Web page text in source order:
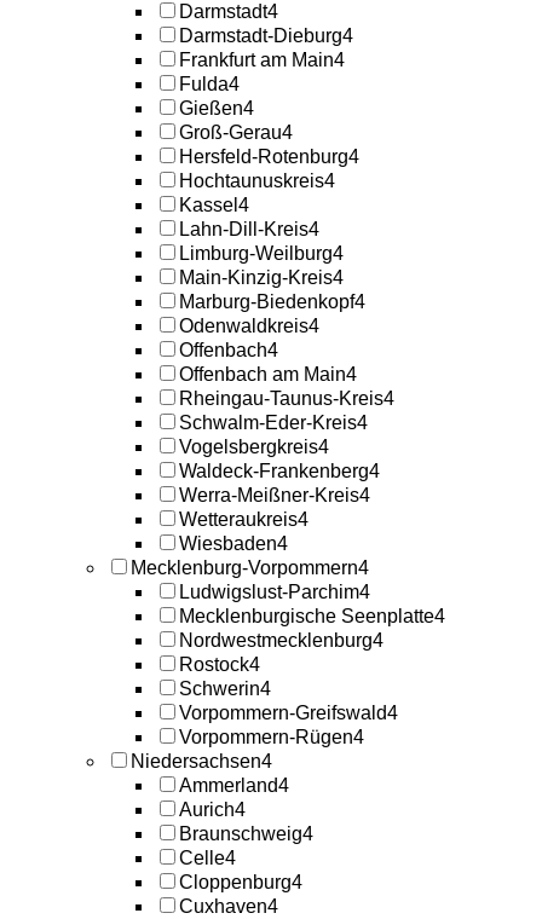
Darmstadt4
Darmstadt-Dieburg4
Frankfurt am Main4
Fulda4
Gießen4
Groß-Gerau4
Hersfeld-Rotenburg4
Hochtaunuskreis4
Kassel 4
Lahn-Dill-Kreis4
Limburg-Weilburg4
Main-Kinzig-Kreis4
Marburg-Biedenkopf4
Odenwaldkreis4
Offenbach4
Offenbach am Main4
Rheingau-Taunus-Kreis4
Schwalm-Eder-Kreis4
Vogelsbergkreis4
Waldeck-Frankenberg4
Werra-Meißner-Kreis4
Wetteraukreis4
Wiesbaden4
Mecklenburg-Vorpommern4
Ludwigslust-Parchim4
Mecklenburgische Seenplatte4
Nordwestmecklenburg4
Rostock4
Schwerin4
Vorpommern-Greifswald4
Vorpommern-Rügen4
Niedersachsen4
Ammerland4
Aurich4
Braunschweig4
Celle4
Cloppenburg4
Cuxhaven4